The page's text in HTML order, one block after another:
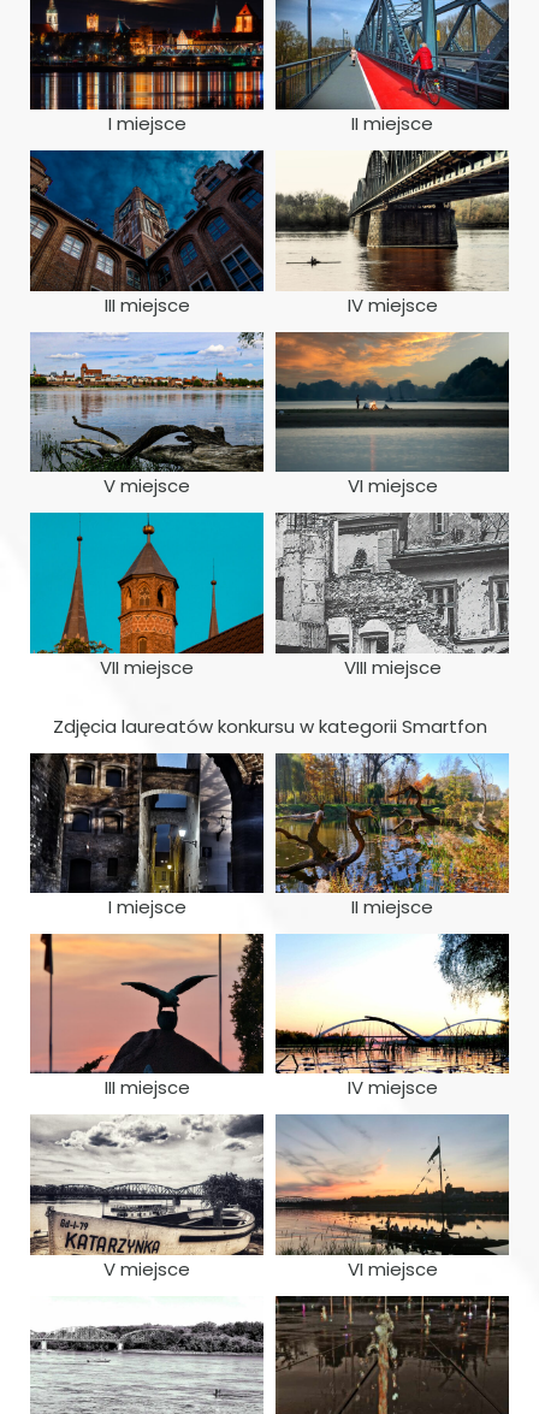
I miejsce II miejsce
III miejsce IV miejsce
V miejsce VI miejsce
VII miejsce VIII miejsce
Zdjęcia laureatów konkursu w kategorii Smartfon
I miejsce II miejsce
III miejsce IV miejsce
V miejsce VI miejsce